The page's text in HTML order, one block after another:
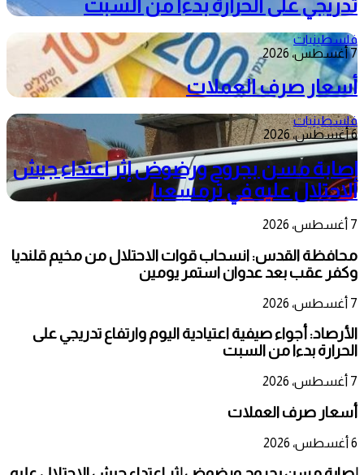
تدريجي على الحرارة بدءا من السبت
فلسطينيات
7 أغسطس، 2026
أسعار صرف العملات
فلسطينيات
6 أغسطس، 2026
إصابة مسن بجروح ورضوض إثر اعتداء جيش
الاحتلال عليه في ترمسعيا
7 أغسطس، 2026
محافظة القدس: انسحاب قوات الاحتلال من مخيم قلنديا
وكفر عقب بعد عدوان استمر يومين
7 أغسطس، 2026
الأرصاد: أجواء صيفية اعتيادية اليوم وارتفاع تدريجي على
الحرارة بدءا من السبت
7 أغسطس، 2026
أسعار صرف العملات
6 أغسطس، 2026